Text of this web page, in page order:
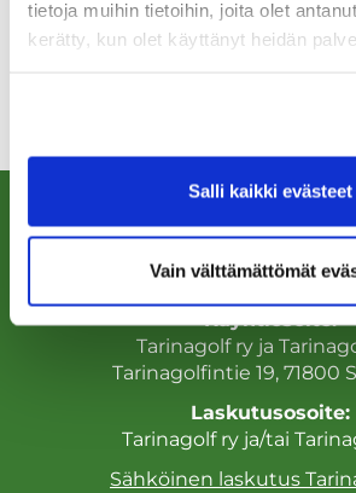
tietoja muihin tietoihin, joita olet
kerätty, kun olet käyttänyt heidän
Salli kaikki evästeet
Vain välttämättömät
Kysy lisää:
Käyntiosoite:
Tarinagolf ry ja
Tarinagolfintie 19, 71800
Laskutusosoite:
Tarinagolf ry ja/tai
Sähköinen laskutus